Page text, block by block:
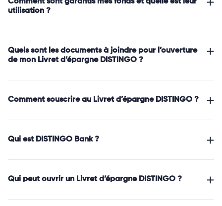
utilisation ?
Quels sont les documents à joindre pour l’ouverture
de mon Livret d’épargne DISTINGO ?
Comment souscrire au Livret d’épargne DISTINGO ?
Qui est DISTINGO Bank ?
Qui peut ouvrir un Livret d’épargne DISTINGO ?